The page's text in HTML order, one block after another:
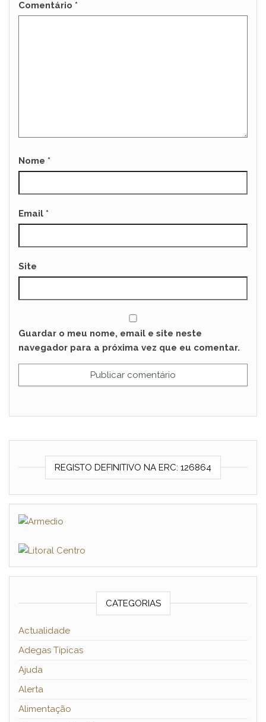
Comentário *
Nome *
Email *
Site
Guardar o meu nome, email e site neste
navegador para a próxima vez que eu comentar.
REGISTO DEFINITIVO NA ERC: 126864
CATEGORIAS
Actualidade
Adegas Típicas
Ajuda
Alerta
Alimentação